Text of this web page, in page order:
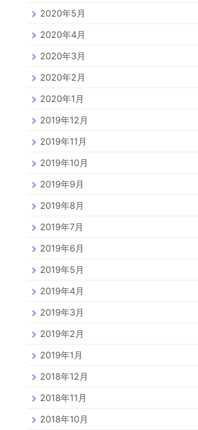
2020年5月
2020年4月
2020年3月
2020年2月
2020年1月
2019年12月
2019年11月
2019年10月
2019年9月
2019年8月
2019年7月
2019年6月
2019年5月
2019年4月
2019年3月
2019年2月
2019年1月
2018年12月
2018年11月
2018年10月